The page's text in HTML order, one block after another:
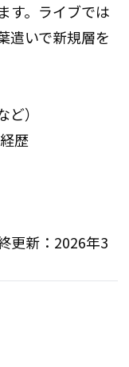
す。ライブでは
遣いで新規層を
）
歴
更新：2026年3